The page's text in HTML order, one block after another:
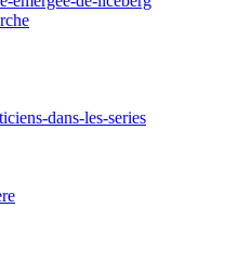
dans-les-series